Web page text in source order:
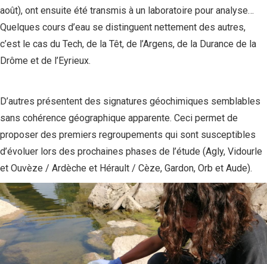
août), ont ensuite été transmis à un laboratoire pour analyse…
Quelques cours d’eau se distinguent nettement des autres,
c’est le cas du Tech, de la Têt, de l’Argens, de la Durance de la
Drôme et de l’Eyrieux.
D’autres présentent des signatures géochimiques semblables
sans cohérence géographique apparente. Ceci permet de
proposer des premiers regroupements qui sont susceptibles
d’évoluer lors des prochaines phases de l’étude (Agly, Vidourle
et Ouvèze / Ardèche et Hérault / Cèze, Gardon, Orb et Aude).